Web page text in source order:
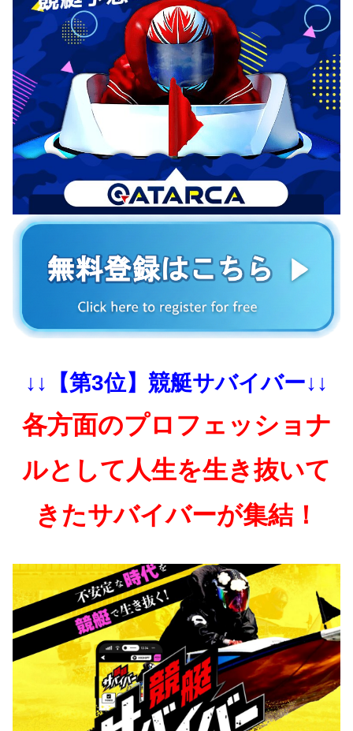
↓↓【第3位】競艇サバイバー↓↓
各方面のプロフェッショナ
ルとして人生を生き抜いて
きたサバイバーが集結！